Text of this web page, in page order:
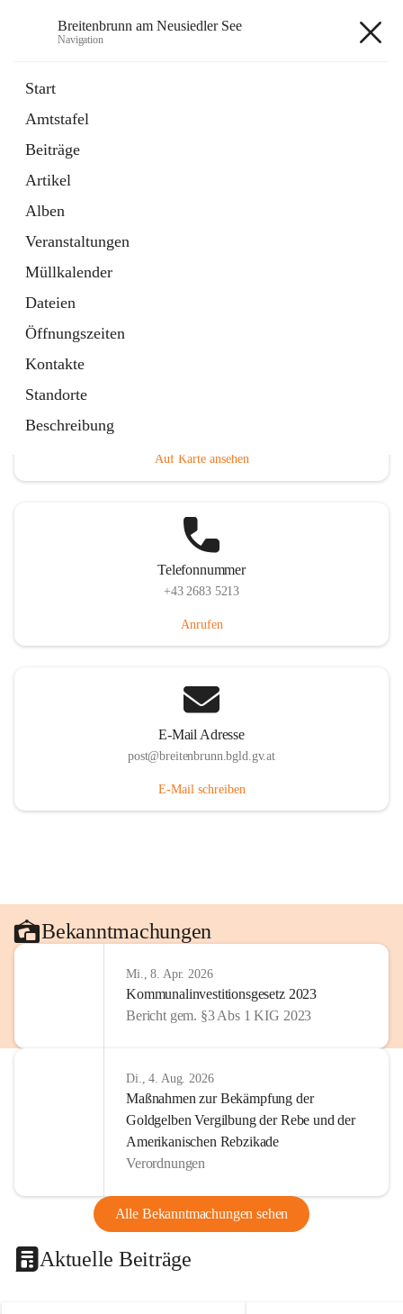
Breitenbrunn am Neusiedler See
Navigation
Start
Amtstafel
Beiträge
Artikel
Alben
Veranstaltungen
Müllkalender
Dateien
Öffnungszeiten
Kontakte
Standorte
Beschreibung
18 Schnellzugriffe
Gemeindeservice
Auf Karte ansehen
Telefonnummer
+43 2683 5213
Anrufen
E-Mail Adresse
post@breitenbrunn.bgld.gv.at
E-Mail schreiben
Bekanntmachungen
Mi., 8. Apr. 2026
Kommunalinvestitionsgesetz 2023
Bericht gem. §3 Abs 1 KIG 2023
Di., 4. Aug. 2026
Maßnahmen zur Bekämpfung der
Goldgelben Vergilbung der Rebe und der
Amerikanischen Rebzikade
Verordnungen
Alle Bekanntmachungen sehen
Aktuelle Beiträge